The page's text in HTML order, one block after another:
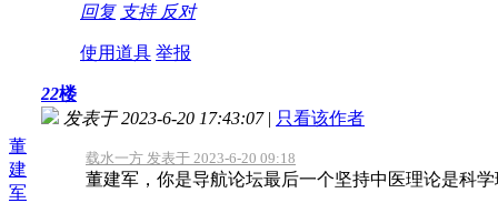
回复 支持 反对
使用道具 举报
董
建
军
22楼
发表于 2023-6-20 17:43:07 | 只看该作者
载水一方 发表于 2023-6-20 09:18
董建军，你是导航论坛最后一个坚持中医理论是科